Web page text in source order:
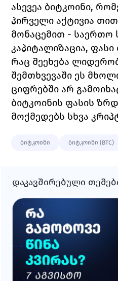
ასევეა ბიტკოინი,
პირველი აქტივია
მონაცემით - საერთო
კაპიტალიზაცია, ფასი
რაც შეეხება
შემთხვევაში ეს
ციფრებში არ
ბიტკოინის ფასის
მოქმედებს სხვა
ბიტკოინი ბიტკოინი (BTC)
დაკავშირებული